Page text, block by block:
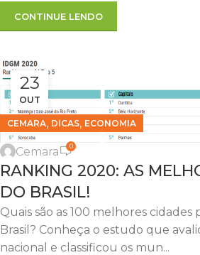
CONTINUE LENDO
23
OUT
CEMARA, DICAS, ECONOMIA
Cemara 0
RANKING 2020: AS
DO BRASIL!
Quais são as 100 melhores cidades
Brasil? Conheça o estudo que
nacional e classificou os mun...